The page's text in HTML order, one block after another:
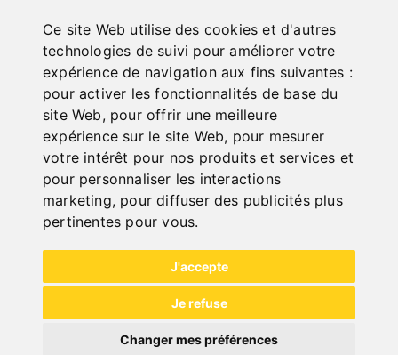
Ce site Web utilise des cookies et d'autres
technologies de suivi pour améliorer votre
expérience de navigation aux fins suivantes :
pour activer les fonctionnalités de base du
site Web, pour offrir une meilleure
expérience sur le site Web, pour mesurer
votre intérêt pour nos produits et services et
pour personnaliser les interactions
marketing, pour diffuser des publicités plus
pertinentes pour vous.
J'accepte
Je refuse
Changer mes préférences
KATALOGE
NEW PRODUCTS